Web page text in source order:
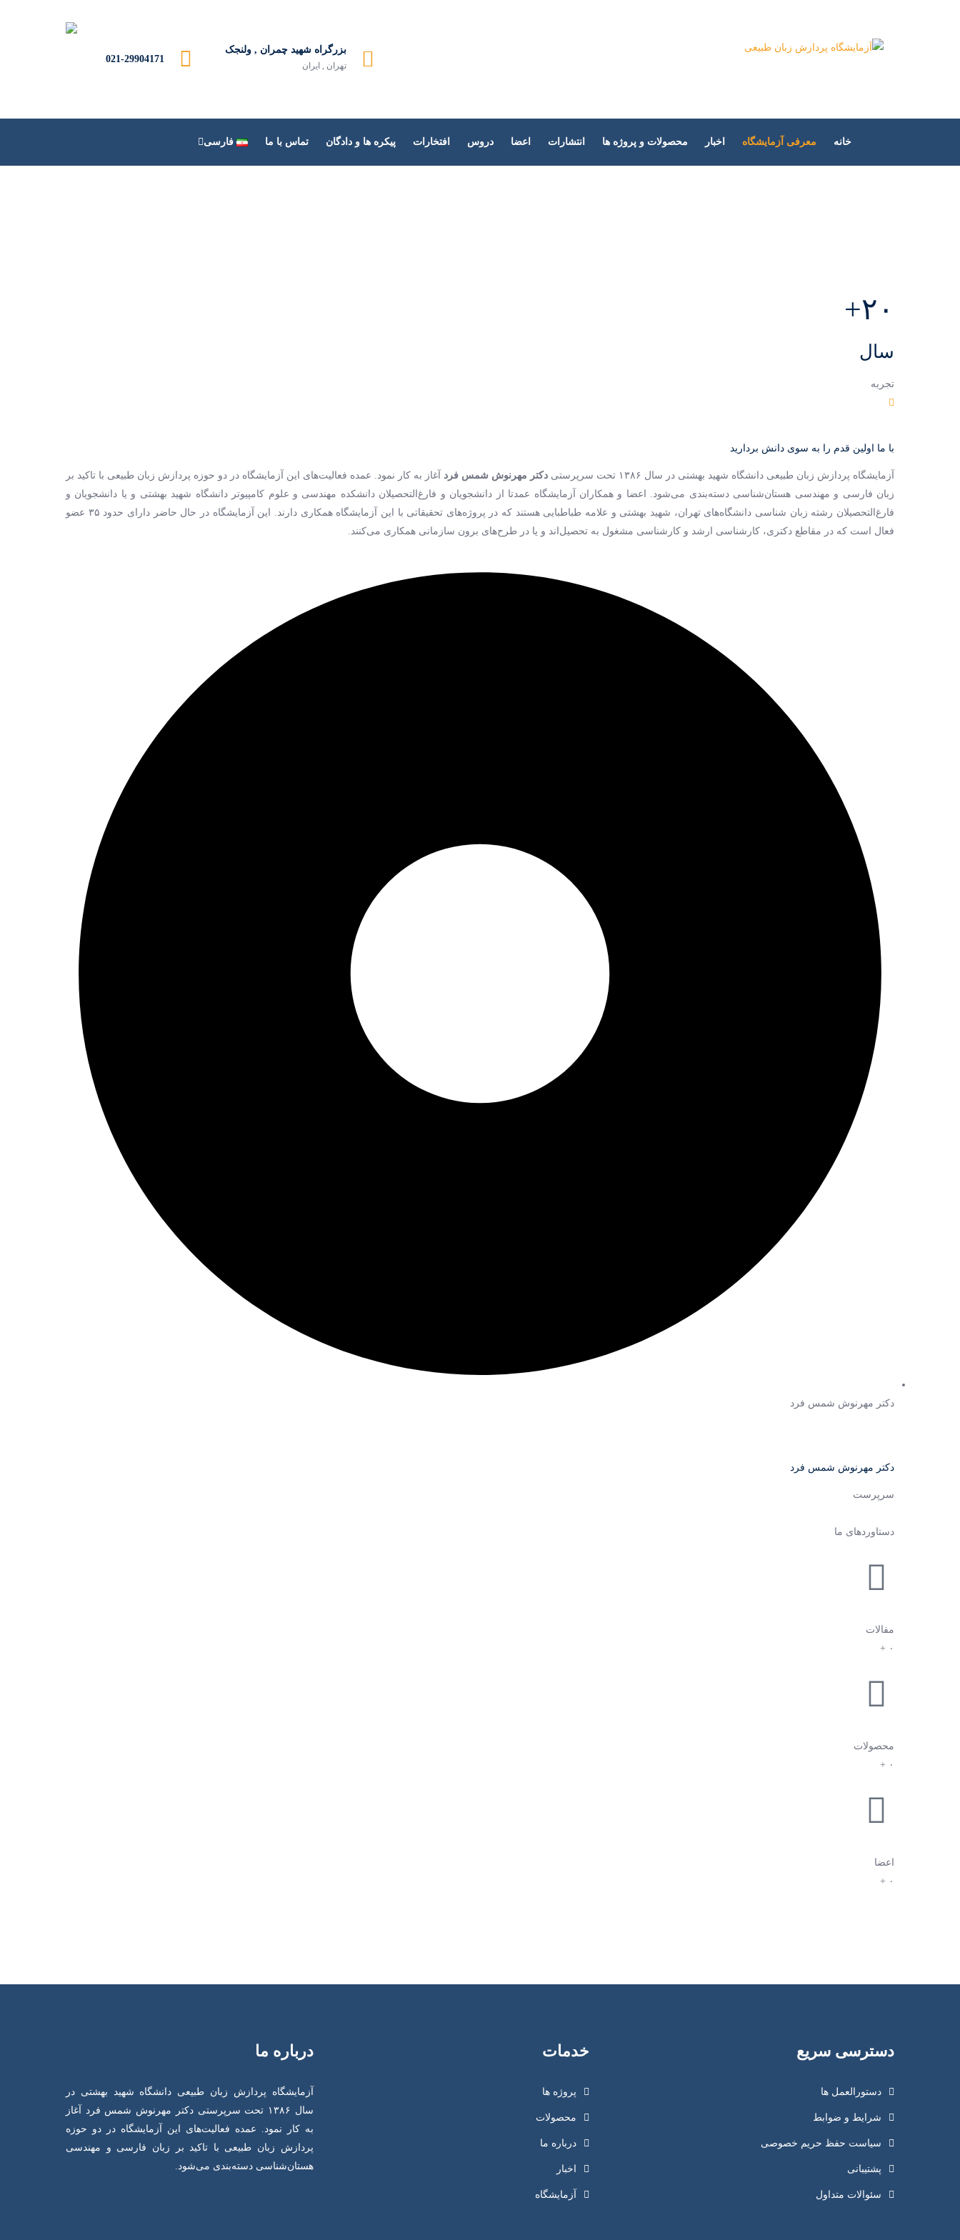
بزرگراه شهید چمران , ولنجک
تهران , ایران
021-29904171
خانه معرفی آزمایشگاه اخبار محصولات و پروژه ها انتشارات اعضا دروس افتخارات پیکره ها و دادگان تماس با ما فارسی
۲۰+
سال
تجربه
با ما اولین قدم را به سوی دانش بردارید
آزمایشگاه پردازش زبان طبیعی دانشگاه شهید بهشتی در سال ۱۳۸۶ تحت سرپرستی دکتر مهرنوش شمس فرد آغاز به کار نمود. عمده فعالیت‌های این آزمایشگاه در دو حوزه پردازش زبان طبیعی با تاکید بر
زبان فارسی و مهندسی هستان‌شناسی دسته‌بندی می‌شود. اعضا و همکاران آزمایشگاه عمدتا از دانشجویان و فارغ‌التحصیلان دانشکده مهندسی و علوم کامپیوتر دانشگاه شهید بهشتی و یا دانشجویان و
فارغ‌التحصیلان رشته زبان شناسی دانشگاه‌های تهران، شهید بهشتی و علامه طباطبایی هستند که در پروژه‌های تحقیقاتی با این آزمایشگاه همکاری دارند. این آزمایشگاه در حال حاضر دارای حدود ۳۵ عضو
فعال است که در مقاطع دکتری، کارشناسی ارشد و کارشناسی مشغول به تحصیل‌اند و یا در طرح‌های برون سازمانی همکاری می‌کنند.
دکتر مهرنوش شمس فرد
دکتر مهرنوش شمس فرد
سرپرست
دستاوردهای ما
مفالات
۰ +
محصولات
۰ +
اعضا
۰ +
درباره ما
آزمایشگاه پردازش زبان طبیعی دانشگاه شهید بهشتی در
سال ۱۳۸۶ تحت سرپرستی دکتر مهرنوش شمس فرد آغاز
به کار نمود. عمده فعالیت‌های این آزمایشگاه در دو حوزه
پردازش زبان طبیعی با تاکید بر زبان فارسی و مهندسی
هستان‌شناسی دسته‌بندی می‌شود.
خدمات
پروژه ها
محصولات
درباره ما
اخبار
آزمایشگاه
دسترسی سریع
دستورالعمل ها
شرایط و ضوابط
سیاست حفظ حریم خصوصی
پشتیبانی
سئوالات متداول